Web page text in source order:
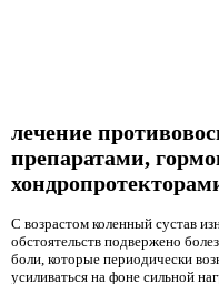
лечение
препаратами,
С возрастом коленный сустав
обстоятельств подвержено
боли, которые периодически
усиливаться на фоне сильной